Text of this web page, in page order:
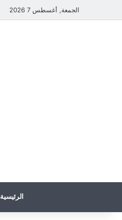
الجمعة, أغسطس 7 2026
الرئيسية